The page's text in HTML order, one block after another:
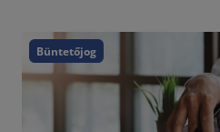
Büntetőjog